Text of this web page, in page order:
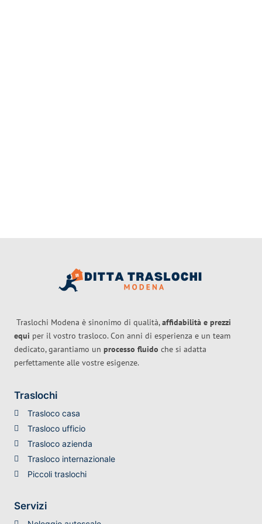
Traslochi Modena è sinonimo di qualità,affidabilità e prezzi
equi per il vostro trasloco. Con anni di esperienza e un team
dedicato, garantiamo un processo fluido che si adatta
perfettamente alle vostre esigenze.
Traslochi
Trasloco casa
Trasloco ufficio
Trasloco azienda
Trasloco internazionale
Piccoli traslochi
Servizi